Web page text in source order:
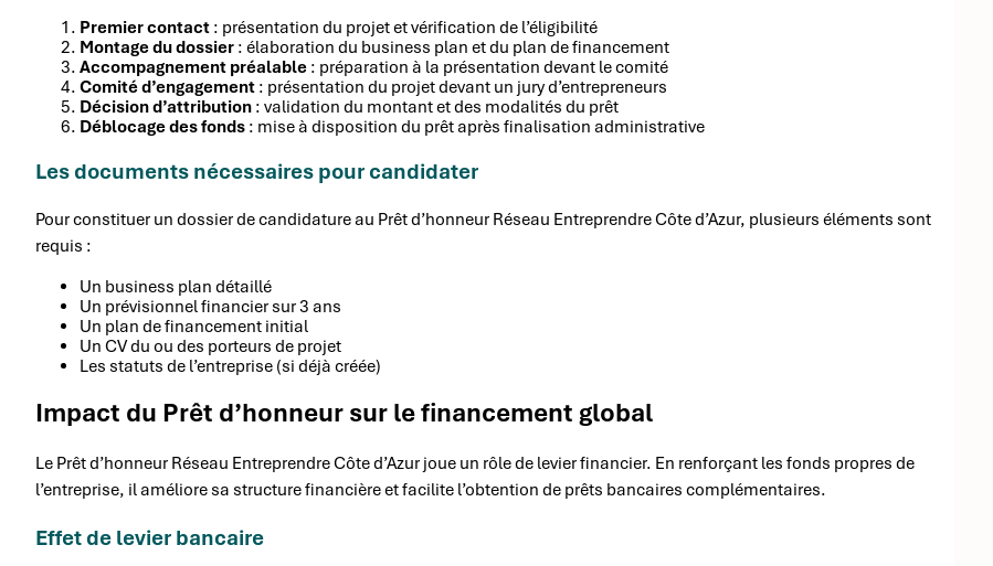
Premier contact : présentation du projet et vérification de l’éligibilité
Montage du dossier : élaboration du business plan et du plan de financement
Accompagnement préalable : préparation à la présentation devant le comité
Comité d’engagement : présentation du projet devant un jury d’entrepreneurs
Décision d’attribution : validation du montant et des modalités du prêt
Déblocage des fonds : mise à disposition du prêt après finalisation administrative
Les documents nécessaires pour candidater
Pour constituer un dossier de candidature au Prêt d’honneur Réseau Entreprendre Côte d’Azur, plusieurs éléments sont
requis :
Un business plan détaillé
Un prévisionnel financier sur 3 ans
Un plan de financement initial
Un CV du ou des porteurs de projet
Les statuts de l’entreprise (si déjà créée)
Impact du Prêt d’honneur sur le financement global
Le Prêt d’honneur Réseau Entreprendre Côte d’Azur joue un rôle de levier financier. En renforçant les fonds propres de
l’entreprise, il améliore sa structure financière et facilite l’obtention de prêts bancaires complémentaires.
Effet de levier bancaire